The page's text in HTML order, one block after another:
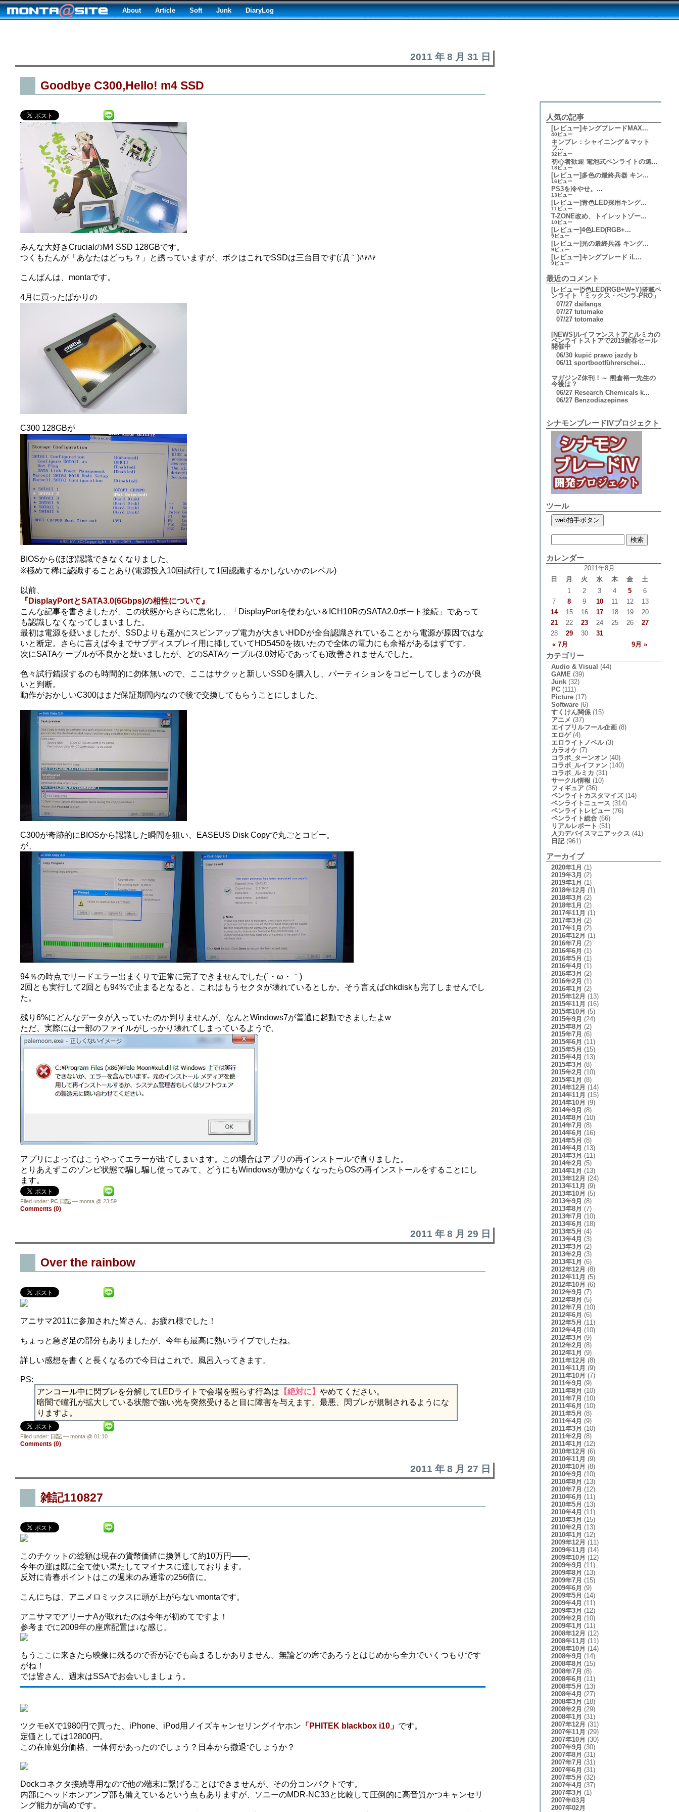
About Article Soft Junk DiaryLog
2011 年 8 月 31 日
Goodbye C300,Hello! m4 SSD
みんな大好きCrucialのM4 SSD 128GBです。
つくもたんが「あなたはどっち？」と誘っていますが、ボクはこれでSSDは三台目です(;´Д｀)ﾊｧﾊｧ
こんばんは、montaです。
4月に買ったばかりの
C300 128GBが
BIOSから(ほぼ)認識できなくなりました。
※極めて稀に認識することあり(電源投入10回試行して1回認識するかしないかのレベル)
以前、
『DisplayPortとSATA3.0(6Gbps)の相性について』
こんな記事を書きましたが、この状態からさらに悪化し、「DisplayPortを使わない＆ICH10RのSATA2.0ポート接続」であって
も認識しなくなってしまいました。
最初は電源を疑いましたが、SSDよりも遥かにスピンアップ電力が大きいHDDが全台認識されていることから電源が原因ではな
いと断定。さらに言えば今までサブディスプレイ用に挿していてHD5450を抜いたので全体の電力にも余裕があるはずです。
次にSATAケーブルが不良かと疑いましたが、どのSATAケーブル(3.0対応であっても)改善されませんでした。
色々試行錯誤するのも時間的に勿体無いので、ここはサクッと新しいSSDを購入し、パーティションをコピーしてしまうのが良
いと判断。
動作がおかしいC300はまだ保証期間内なので後で交換してもらうことにしました。
C300が奇跡的にBIOSから認識した瞬間を狙い、EASEUS Disk Copyで丸ごとコピー。
が、
94％の時点でリードエラー出まくりで正常に完了できませんでした(´・ω・｀)
2回とも実行して2回とも94%で止まるとなると、これはもうセクタが壊れているとしか。そう言えばchkdiskも完了しませんでし
た。
残り6%にどんなデータが入っていたのか判りませんが、なんとWindows7が普通に起動できましたよw
ただ、実際には一部のファイルがしっかり壊れてしまっているようで、
アプリによってはこうやってエラーが出てしまいます。この場合はアプリの再インストールで直りました。
とりあえずこのゾンビ状態で騙し騙し使ってみて、どうにもWindowsが動かなくなったらOSの再インストールをすることにし
ます。
Filed under: PC 日記— monta @ 23:59
Comments (0)
2011 年 8 月 29 日
Over the rainbow
アニサマ2011に参加された皆さん、お疲れ様でした！
ちょっと急ぎ足の部分もありましたが、今年も最高に熱いライブでしたね。
詳しい感想を書くと長くなるので今日はこれで。風呂入ってきます。
PS:
アンコール中に閃ブレを分解してLEDライトで会場を照らす行為は 【絶対に】 やめてください。
暗闇で瞳孔が拡大している状態で強い光を突然受けると目に障害を与えます。最悪、閃ブレが規制されるようにな
りますよ。
Filed under: 日記— monta @ 01:10
Comments (0)
2011 年 8 月 27 日
雑記110827
このチケットの総額は現在の貨幣価値に換算して約10万円――。
今年の運は既に全て使い果たしてマイナスに達しております。
反対に青春ポイントはこの週末のみ通常の256倍に。
こんにちは、アニメロミックスに頭が上がらないmontaです。
アニサマでアリーナAが取れたのは今年が初めてですよ！
参考までに2009年の座席配置は↓な感じ。
もうここに来きたら映像に残るので否が応でも高まるしかありません。無論どの席であろうとはじめから全力でいくつもりです
がね！
では皆さん、週末はSSAでお会いしましょう。
ツクモeXで1980円で買った、iPhone、iPod用ノイズキャンセリングイヤホン 「PHITEK blackbox i10」 です。
定価としては12800円。
この在庫処分価格、一体何があったのでしょう？日本から撤退でしょうか？
Dockコネクタ接続専用なので他の端末に繋げることはできませんが、その分コンパクトです。
内部にヘッドホンアンプ部も備えているという点もありますが、ソニーのMDR-NC33と比較して圧倒的に高音質かつキャンセリ
ング能力が高めです。
人気の記事
[レビュー]キングブレードMAX...
40ビュー
キンブレ：シャイニング＆マット
フ...
32ビュー
初心者歓迎 電池式ペンライトの選...
18ビュー
[レビュー]多色の最終兵器 キン...
16ビュー
PS3を冷やせ。...
13ビュー
[レビュー]青色LED採用キング...
11ビュー
T-ZONE改め、トイレットゾー...
10ビュー
[レビュー]4色LED(RGB+...
9ビュー
[レビュー]光の最終兵器 キング...
9ビュー
[レビュー]キングブレード iL...
9ビュー
最近のコメント
[レビュー]5色LED(RGB+W+Y)搭載ペ
ンライト「ミックス・ペンラ-PRO」
07/27 daifangs
07/27 tutumake
07/27 totomake
[NEWS]ルイファンストアとルミカの
ペンライトストアで2019新春セール
開催中
06/30 kupić prawo jazdy b
06/11 sportbootführerschei...
マガジンZ休刊！～ 熊倉裕一先生の
今後は？
06/27 Research Chemicals k...
06/27 Benzodiazepines
シナモンブレードIVプロジェクト
ツール
カレンダー
2011年8月
日
月 火 水 木 金 土
« 7月 9月 »
1 2 3 4 5
6
7
8 9 10 11 12
13
14
15 16 17 18 19
20
21
22 23 24 25 26
27
28
29 30 31
カテゴリー
Audio & Visual (44)
GAME (39)
Junk(32)
PC(111)
Picture(17)
Software(6)
すくけん関係(15)
アニメ (37)
エイプリルフール企画(8)
エロゲ(4)
エロライトノベル(3)
カラオケ(7)
コラボ_ターンオン(40)
コラボ_ルイファン(140)
コラボ_ルミカ (31)
サークル情報 (10)
フィギュア(36)
ペンライトカスタマイズ(14)
ペンライトニュース (314)
ペンライトレビュー(76)
ペンライト総合(66)
リアルレポート (51)
入力デバイスマニアックス (41)
日記(961)
アーカイブ
2020年1月 (1)
2019年3月 (2)
2019年1月 (1)
2018年12月 (1)
2018年3月 (2)
2018年1月 (2)
2017年11月 (1)
2017年3月 (2)
2017年1月 (2)
2016年12月 (1)
2016年7月 (2)
2016年6月 (1)
2016年5月 (1)
2016年4月 (1)
2016年3月 (2)
2016年2月 (1)
2016年1月 (2)
2015年12月 (13)
2015年11月 (16)
2015年10月 (5)
2015年9月 (24)
2015年8月 (2)
2015年7月 (6)
2015年6月 (11)
2015年5月 (15)
2015年4月 (13)
2015年3月 (8)
2015年2月 (10)
2015年1月 (8)
2014年12月 (14)
2014年11月 (15)
2014年10月 (9)
2014年9月 (8)
2014年8月 (10)
2014年7月 (8)
2014年6月 (16)
2014年5月 (8)
2014年4月 (13)
2014年3月 (11)
2014年2月 (5)
2014年1月 (13)
2013年12月 (24)
2013年11月 (9)
2013年10月 (5)
2013年9月 (8)
2013年8月 (7)
2013年7月 (10)
2013年6月 (18)
2013年5月 (4)
2013年4月 (3)
2013年3月 (2)
2013年2月 (3)
2013年1月 (6)
2012年12月 (8)
2012年11月 (5)
2012年10月 (6)
2012年9月 (7)
2012年8月 (5)
2012年7月 (10)
2012年6月 (6)
2012年5月 (11)
2012年4月 (10)
2012年3月 (9)
2012年2月 (8)
2012年1月 (9)
2011年12月 (8)
2011年11月 (9)
2011年10月 (7)
2011年9月 (9)
2011年8月 (10)
2011年7月 (10)
2011年6月 (10)
2011年5月 (8)
2011年4月 (9)
2011年3月 (10)
2011年2月 (8)
2011年1月 (12)
2010年12月 (6)
2010年11月 (9)
2010年10月 (8)
2010年9月 (10)
2010年8月 (13)
2010年7月 (12)
2010年6月 (11)
2010年5月 (13)
2010年4月 (11)
2010年3月 (15)
2010年2月 (13)
2010年1月 (12)
2009年12月 (11)
2009年11月 (14)
2009年10月 (12)
2009年9月 (11)
2009年8月 (13)
2009年7月 (15)
2009年6月 (9)
2009年5月 (14)
2009年4月 (11)
2009年3月 (12)
2009年2月 (10)
2009年1月 (11)
2008年12月 (12)
2008年11月 (11)
2008年10月 (14)
2008年9月 (14)
2008年8月 (15)
2008年7月 (8)
2008年6月 (11)
2008年5月 (13)
2008年4月 (27)
2008年3月 (18)
2008年2月 (29)
2008年1月 (31)
2007年12月 (31)
2007年11月 (29)
2007年10月 (30)
2007年9月 (30)
2007年8月 (31)
2007年7月 (31)
2007年6月 (31)
2007年5月 (32)
2007年4月 (37)
2007年3月 (1)
2007年03月
2007年02月